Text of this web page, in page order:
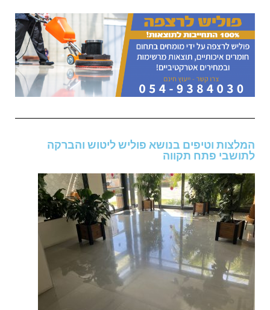
המלצות וטיפים בנושא פוליש ליטוש והברקה
לתושבי פתח תקווה